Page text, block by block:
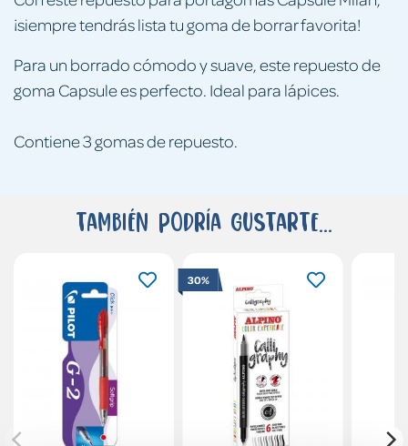
¡siempre tendrás lista tu goma de borrar favorita!
Para un borrado cómodo y suave, este repuesto de
goma Capsule es perfecto. Ideal para lápices.
Contiene 3 gomas de repuesto.
También podría gustarte...
30%